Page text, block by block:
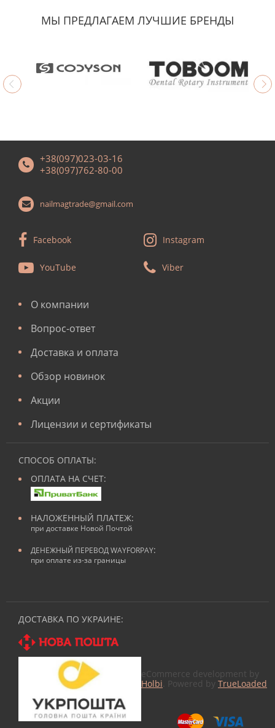
МЫ ПРЕДЛАГАЕМ ЛУЧШИЕ БРЕНДЫ
+38(097)023-03-16
+38(097)762-80-00
nailmagtrade@gmail.com
Facebook Instagram
YouTube Viber
О компании
Вопрос-ответ
Доставка и оплата
Обзор новинок
Акции
Лицензии и сертификаты
СПОСОБ ОПЛАТЫ:
ОПЛАТА НА СЧЕТ:
НАЛОЖЕННЫЙ ПЛАТЕЖ:
при доставке Новой Почтой
ДЕНЕЖНЫЙ ПЕРЕВОД WAYFORPAY:
при оплате из-за границы
ДОСТАВКА ПО УКРАИНЕ:
eCommerce development by
Holbi . Powered by TrueLoaded